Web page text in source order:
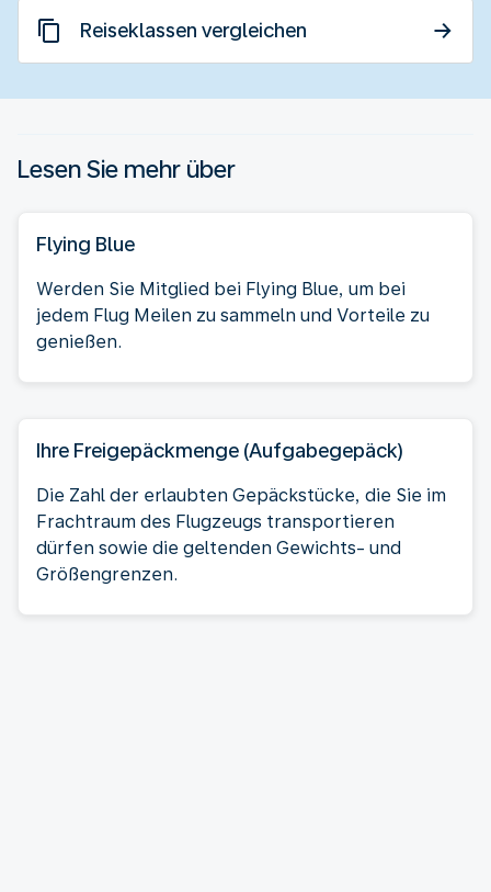
Reiseklassen vergleichen
Lesen Sie mehr über
Flying Blue
Werden Sie Mitglied bei Flying Blue, um bei
jedem Flug Meilen zu sammeln und Vorteile zu
genießen.
Ihre Freigepäckmenge (Aufgabegepäck)
Die Zahl der erlaubten Gepäckstücke, die Sie im
Frachtraum des Flugzeugs transportieren
dürfen sowie die geltenden Gewichts- und
Größengrenzen.